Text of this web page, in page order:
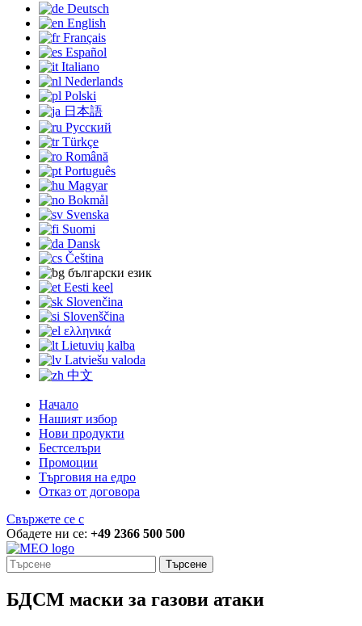
Deutsch
English
Français
Español
Italiano
Nederlands
Polski
日本語
Русский
Türkçe
Română
Português
Magyar
Bokmål
Svenska
Suomi
Dansk
Čeština
български език
Eesti keel
Slovenčina
Slovenščina
ελληνικά
Lietuvių kalba
Latviešu valoda
中文
Начало
Нашият избор
Нови продукти
Бестселъри
Промоции
Търговия на едро
Отказ от договора
Свържете се с
Обадете ни се: +49 2366 500 500
Търсене
БДСМ маски за газови атаки